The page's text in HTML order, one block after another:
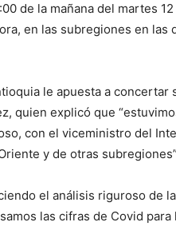
de la mañana del martes
en las subregiones en
le apuesta a
quien explicó que
con el viceministro del
y de otras
el análisis riguroso de
las cifras de Covid